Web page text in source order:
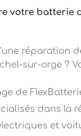
votre batterie
réparation
sur-orge ?
de
dans la
et